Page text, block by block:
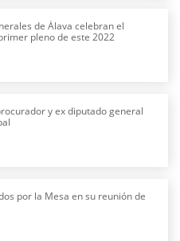
de Álava celebran el
pleno de este 2022
y ex diputado general
por la Mesa en su reunión de